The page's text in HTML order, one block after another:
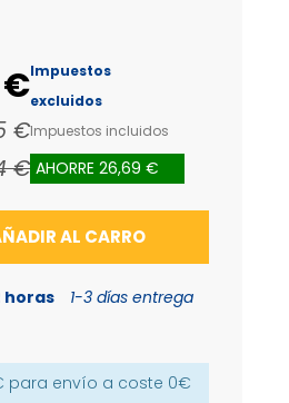
€Impuestos
excluidos
€Impuestos incluidos
€ AHORRE 26,69 €
AL CARRO
horas
1-3 días entrega
para envío a coste 0€